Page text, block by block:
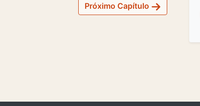
Próximo Capítulo